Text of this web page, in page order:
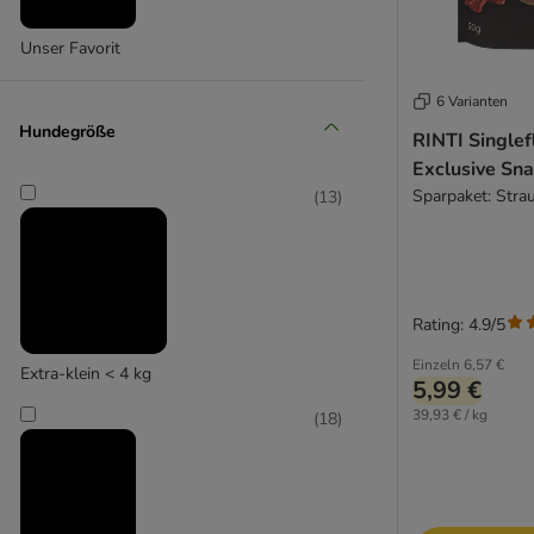
Caniland
Chewies
Cookie's
DEGRO
DogMio
Unser Favorit
Hundegröße
Extra-klein < 4 kg
(13)
(18)
6 Varianten
RINTI
Exclusive
Sparpaket:
Einzeln 6,57 €
5,99 €
39,93 € / kg
Rating: 4.9/5